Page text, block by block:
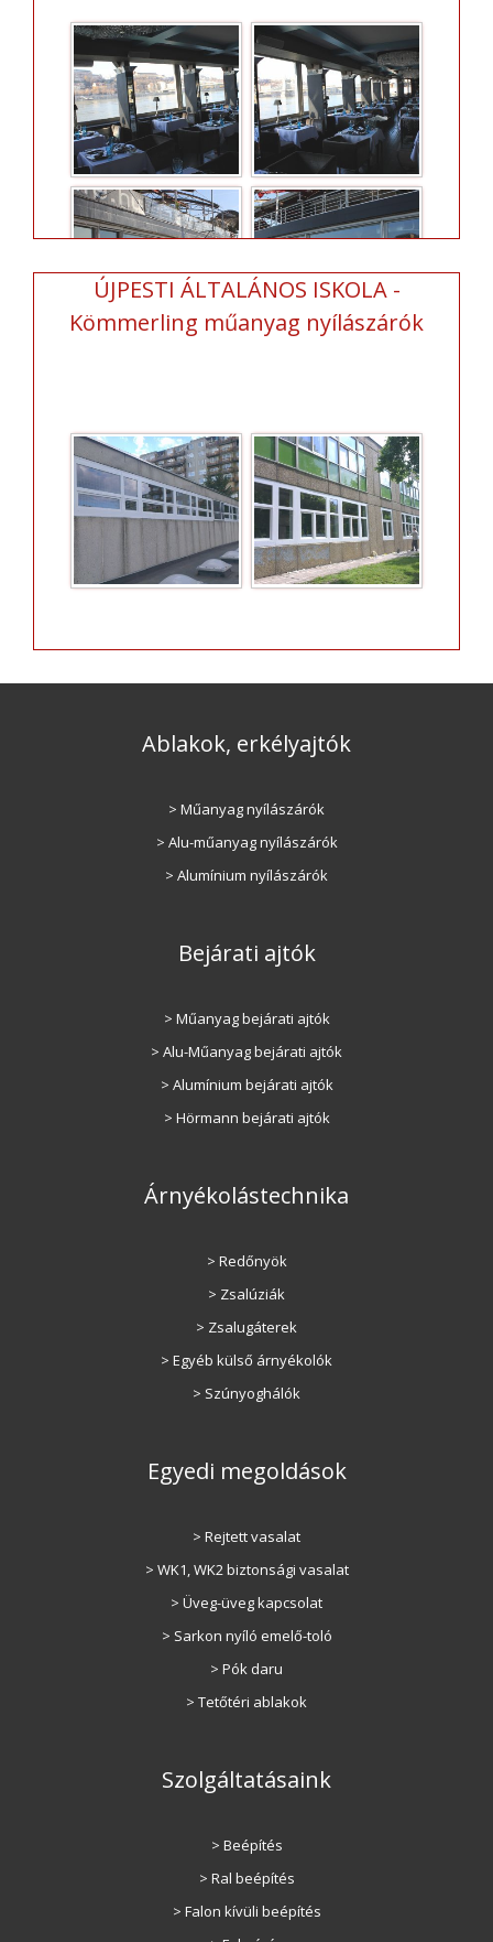
ÚJPESTI ÁLTALÁNOS ISKOLA -
Kömmerling műanyag nyílászárók
Ablakok, erkélyajtók
> Műanyag nyílászárók
> Alu-műanyag nyílászárók
> Alumínium nyílászárók
Bejárati ajtók
> Műanyag bejárati ajtók
> Alu-Műanyag bejárati ajtók
> Alumínium bejárati ajtók
> Hörmann bejárati ajtók
Árnyékolástechnika
> Redőnyök
> Zsalúziák
> Zsalugáterek
> Egyéb külső árnyékolók
> Szúnyoghálók
Egyedi megoldások
> Rejtett vasalat
> WK1, WK2 biztonsági vasalat
> Üveg-üveg kapcsolat
> Sarkon nyíló emelő-toló
> Pók daru
> Tetőtéri ablakok
Szolgáltatásaink
> Beépítés
> Ral beépítés
> Falon kívüli beépítés